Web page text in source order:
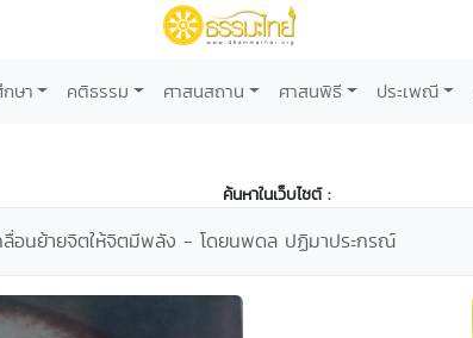
ษา คติธรรม ศาสนสถาน ศาสนพิธี ประเพณี
ค้นหาในเว็บไซต์ :
ลื่อนย้ายจิตให้จิตมีพลัง - โดยนพดล ปฏิมาประกรณ์